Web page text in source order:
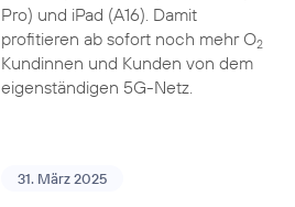
Pro) und iPad (A16). Damit
profitieren ab sofort noch mehr O2
Kundinnen und Kunden von dem
eigenständigen 5G-Netz.
31. März 2025